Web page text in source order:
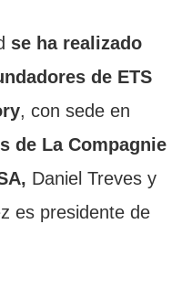
se ha realizado
de ETS
, con sede en
de La Compagnie
Daniel Treves y
es presidente de